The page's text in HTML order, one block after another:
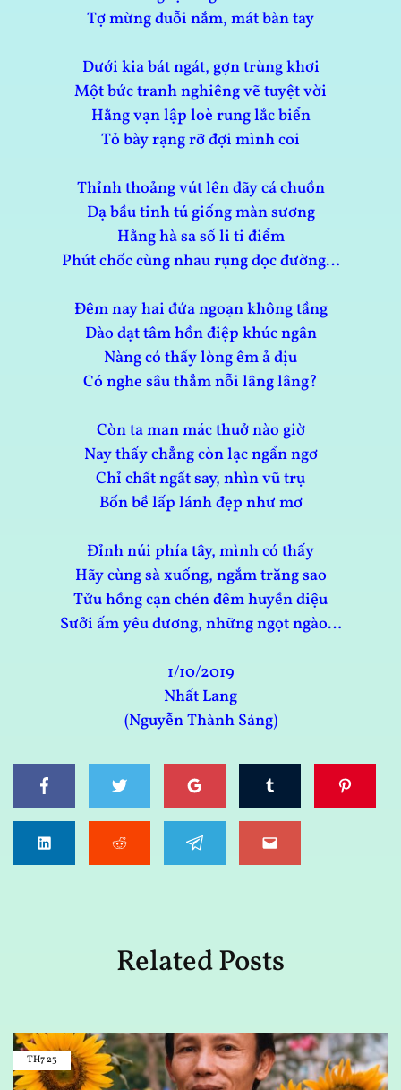
Tợ mừng duỗi nắm, mát bàn tay
Dưới kia bát ngát, gợn trùng khơi
Một bức tranh nghiêng vẽ tuyệt vời
Hằng vạn lập loè rung lắc biển
Tỏ bày rạng rỡ đợi mình coi
Thỉnh thoảng vút lên dãy cá chuồn
Dạ bầu tinh tú giống màn sương
Hằng hà sa số li ti điểm
Phút chốc cùng nhau rụng dọc đường…
Đêm nay hai đứa ngoạn không tầng
Dào dạt tâm hồn điệp khúc ngân
Nàng có thấy lòng êm ả dịu
Có nghe sâu thẳm nỗi lâng lâng?
Còn ta man mác thuở nào giờ
Nay thấy chẳng còn lạc ngẩn ngơ
Chỉ chất ngất say, nhìn vũ trụ
Bốn bề lấp lánh đẹp như mơ
Đỉnh núi phía tây, mình có thấy
Hãy cùng sà xuống, ngắm trăng sao
Tửu hồng cạn chén đêm huyền diệu
Sưởi ấm yêu đương, những ngọt ngào…
1/10/2019
Nhất Lang
(Nguyễn Thành Sáng)
Related Posts
TH723